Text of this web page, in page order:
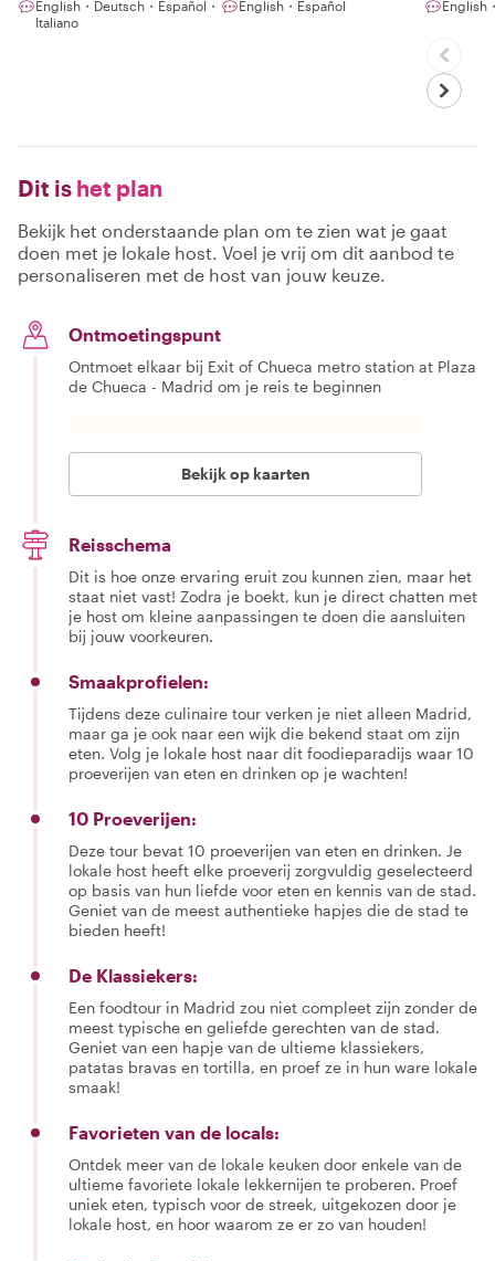
English・Deutsch・Español・
Italiano
English・Español English
Dit is het plan
Bekijk het onderstaande plan om te zien wat je gaat
doen met je lokale host. Voel je vrij om dit aanbod te
personaliseren met de host van jouw keuze.
Ontmoetingspunt
Ontmoet elkaar bij Exit of Chueca metro station at Plaza
de Chueca - Madrid om je reis te beginnen
Bekijk op kaarten
Reisschema
Dit is hoe onze ervaring eruit zou kunnen zien, maar het
staat niet vast! Zodra je boekt, kun je direct chatten met
je host om kleine aanpassingen te doen die aansluiten
bij jouw voorkeuren.
Smaakprofielen:
Tijdens deze culinaire tour verken je niet alleen Madrid,
maar ga je ook naar een wijk die bekend staat om zijn
eten. Volg je lokale host naar dit foodieparadijs waar 10
proeverijen van eten en drinken op je wachten!
10 Proeverijen:
Deze tour bevat 10 proeverijen van eten en drinken. Je
lokale host heeft elke proeverij zorgvuldig geselecteerd
op basis van hun liefde voor eten en kennis van de stad.
Geniet van de meest authentieke hapjes die de stad te
bieden heeft!
De Klassiekers:
Een foodtour in Madrid zou niet compleet zijn zonder de
meest typische en geliefde gerechten van de stad.
Geniet van een hapje van de ultieme klassiekers,
patatas bravas en tortilla, en proef ze in hun ware lokale
smaak!
Favorieten van de locals:
Ontdek meer van de lokale keuken door enkele van de
ultieme favoriete lokale lekkernijen te proberen. Proef
uniek eten, typisch voor de streek, uitgekozen door je
lokale host, en hoor waarom ze er zo van houden!